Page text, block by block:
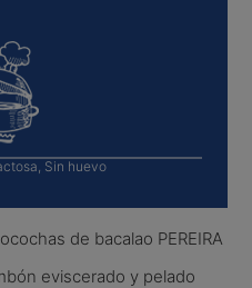
Sin huevo
de bacalao PEREIRA
eviscerado y pelado